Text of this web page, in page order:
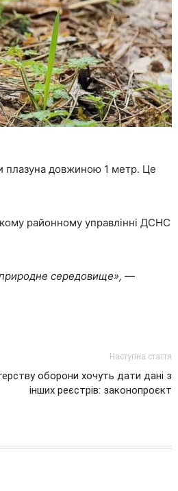
плазуна довжиною 1 метр. Це
районному управлінні ДСНС
природне середовище», —
Наступна стаття
оборони хочуть дати дані з
інших реєстрів: законопроєкт